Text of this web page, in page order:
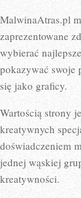
MalwinaAtras.pl
zaprezentowane
wybierać
pokazywać swoje
się jako graficy.
Wartością strony
kreatywnych
doświadczeniem
jednej wąskiej
kreatywności.